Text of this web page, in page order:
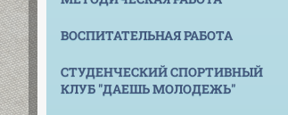
ВОСПИТАТЕЛЬНАЯ РАБОТА
СТУДЕНЧЕСКИЙ СПОРТИВНЫЙ
КЛУБ "ДАЕШЬ МОЛОДЕЖЬ"